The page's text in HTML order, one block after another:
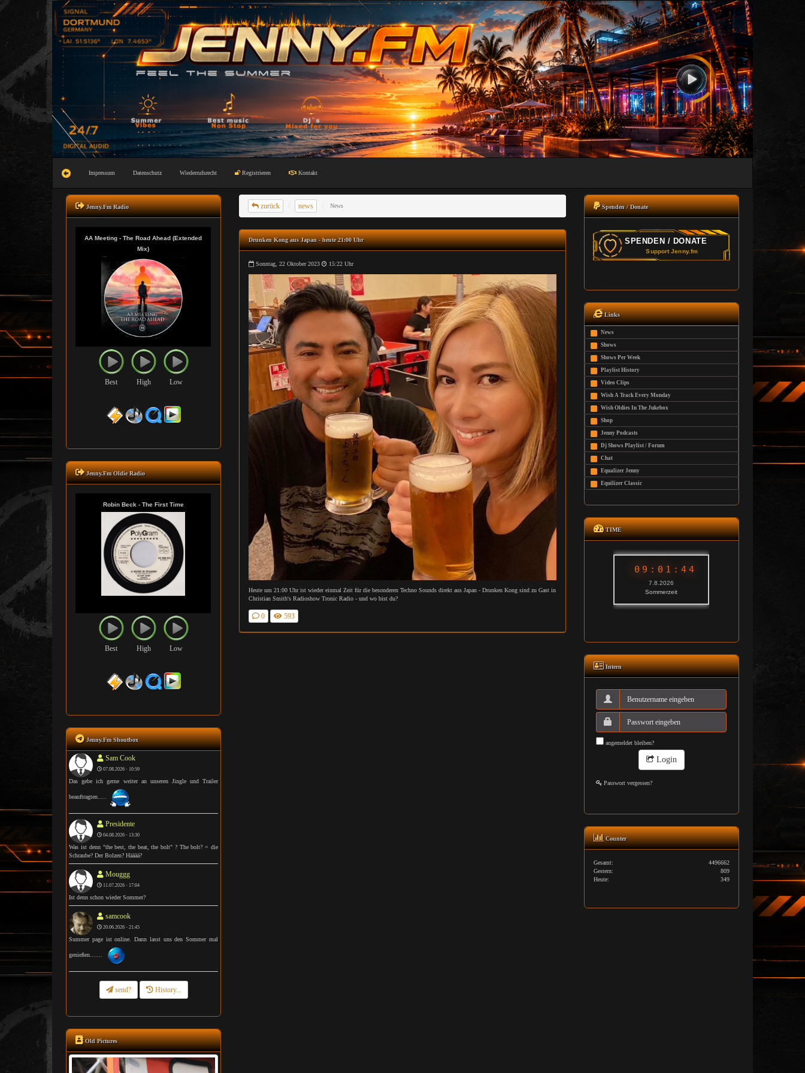
Impressum Datenschutz Wiederrufsrecht Registrieren Kontakt
Jenny.Fm Radio
Best High Low
Jenny.Fm Oldie Radio
Best High Low
Jenny.Fm Shoutbox
Sam Cook
07.08.2026 - 10:59
Das gebe ich gerne weiter an unseren Jingle und Trailer
beauftragten.....
Presidente
04.08.2026 - 13:30
Was ist denn "the best, the beat, the bolt" ? The bolt? = die
Schraube? Der Bolzen? Hääää?
Mouggg
11.07.2026 - 17:04
Ist denn schon wieder Sommer?
samcook
20.06.2026 - 21:45
Summer page ist online. Dann lasst uns den Sommer mal
genießen.......
send? History...
Old Pictures
zurück news News
Drunken Kong aus Japan - heute 21:00 Uhr
Sonntag, 22 Oktober 2023 15:22 Uhr
Heute um 21:00 Uhr ist wieder einmal Zeit für die besonderen Techno Sounds direkt aus Japan - Drunken Kong sind zu Gast in
Christian Smith's Radioshow Tronic Radio - und wo bist du?
0 593
Spenden / Donate
Links
News
Shows
Shows Per Week
Playlist History
Video Clips
Wish A Track Every Monday
Wish Oldies In The Jukebox
Shop
Jenny Podcasts
Dj Shows Playlist / Forum
Chat
Equalizer Jenny
Equilizer Classic
TIME
Intern
angemeldet bleiben?
Login
Passwort vergessen?
Counter
Gesamt:
4496662
Gestern:
809
Heute:
349